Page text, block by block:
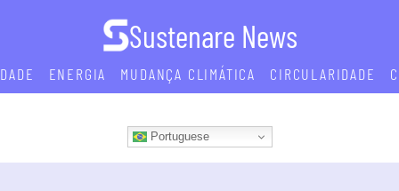
Sustenare News
ENERGIA MUDANÇA CLIMÁTICA CIRCULARIDADE
Portuguese